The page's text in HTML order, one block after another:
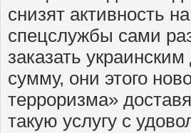
снизят активность
спецслужбы сами
заказать
сумму, они этого
терроризма»
такую услугу с